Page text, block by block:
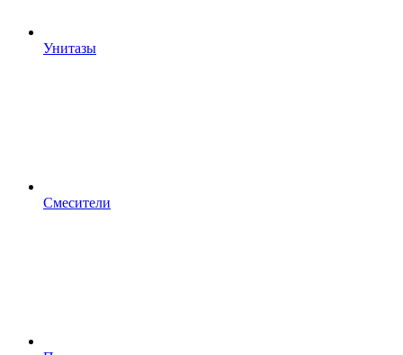
Унитазы
Смесители